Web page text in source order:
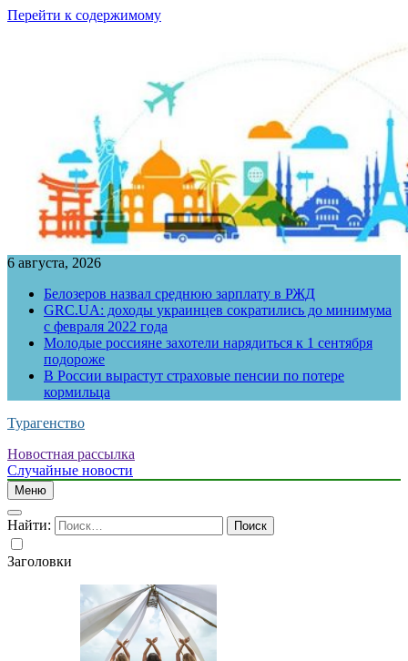
Перейти к содержимому
6 августа, 2026
Белозеров назвал среднюю зарплату в РЖД
GRC.UA: доходы украинцев сократились до минимума
с февраля 2022 года
Молодые россияне захотели нарядиться к 1 сентября
подороже
В России вырастут страховые пенсии по потере
кормильца
Турагенство
Новостная рассылка
Случайные новости
Меню
Найти:
Заголовки